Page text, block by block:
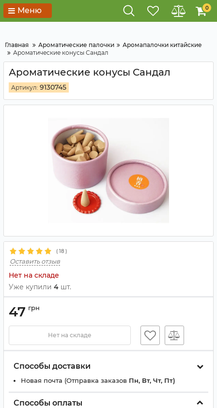
Меню 0
Главная Ароматические палочки
Аромапалочки китайские
Ароматические конусы Сандал
Ароматические конусы Сандал
Артикул: 9130745
( 18 )
Оставить отзыв
Нет на складе
Уже купили 4 шт.
47 грн
Нет на складе
Способы доставки
Новая почта (Отправка заказов Пн, Вт, Чт, Пт)
Способы оплаты